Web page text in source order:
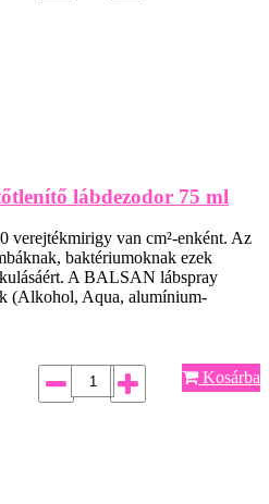
lábdezodor 75 ml
verejtékmirigy van cm²-enként. Az
baktériumoknak ezek
A BALSAN lábspray
(Alkohol, Aqua, alumínium-
Kosárba